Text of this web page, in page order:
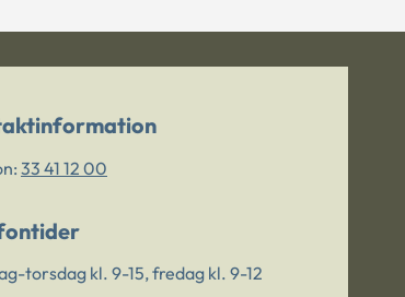
33 41 12 00
torsdag kl. 9-15, fredag kl. 9-12